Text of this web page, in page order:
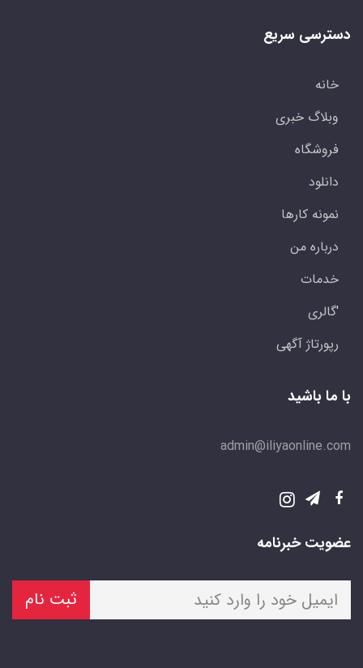
دسترسی سریع
خانه
وبلاگ خبری
فروشگاه
دانلود
نمونه کارها
درباره من
خدمات
'گالری
رپورتاژ آگهی
با ما باشید
admin@iliyaonline.com
عضویت خبرنامه
ثبت نام